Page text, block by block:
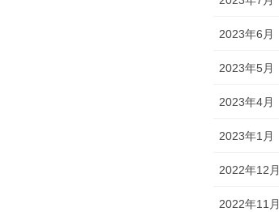
2023年6月
2023年5月
2023年4月
2023年1月
2022年12月
2022年11月